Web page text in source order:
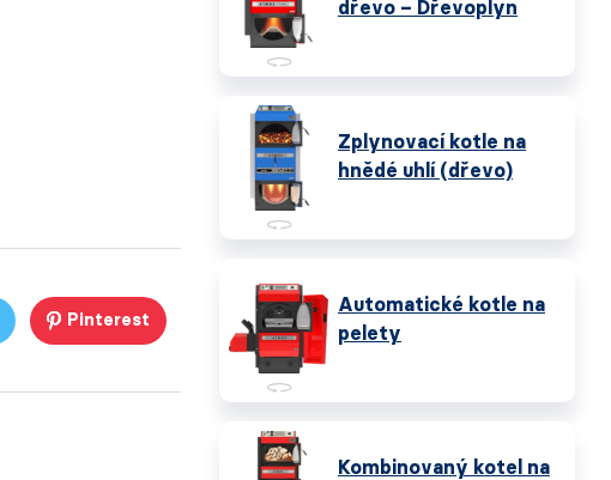
Pinterest
dřevo – Dřevoplyn
Zplynovací kotle na
hnědé uhlí (dřevo)
Automatické kotle na
pelety
Kombinovaný kotel na